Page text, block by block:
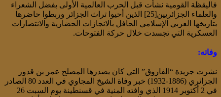
فاليقظة القومية نشأت قبل الحرب العالمية الأولى بفضل الشعراء
والعلماء الجزائريين[25] الذين أحيوا تراث الجزائر وربطوا حاضرها
بتاريخها العربي الإسلامي الحافل بالانجازات الحضارية والانتصارات
العسكرية التي تجسدت خلال حركة الفتوحات.
وفاته:
نشرت جريدة “الفاروق” التي كان يصدرها المصلح عمر بن قدور
الجزائري (1886-1932) خبر وفاة الشيخ المجاوي في العدد 80 الصادر
في 2 أكتوبر 1914 الذي وافته المنية في قسنطينة يوم السبت 26